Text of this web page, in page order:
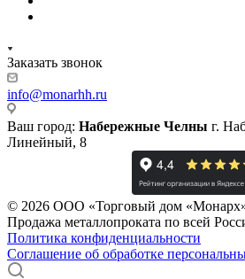
Заказать звонок
info@monarhh.ru
Ваш город: Набережные Челны г.
Линейный, 8
© 2026 ООО «Торговый дом
Продажа металлопроката по всей
Политика конфиденциальности
Соглашение об обработке